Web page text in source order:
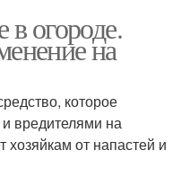
в огороде.
на
которое
вредителями на
хозяйкам от напастей и